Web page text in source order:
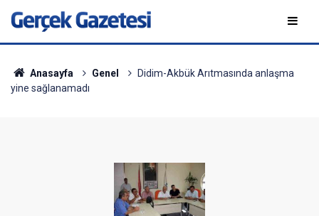
Anasayfa Genel
Didim-Akbük Arıtmasında anlaşma
yine sağlanamadı